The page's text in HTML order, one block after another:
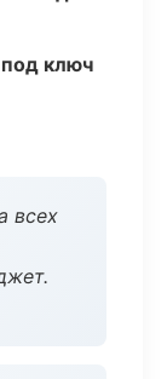
ключ
всех